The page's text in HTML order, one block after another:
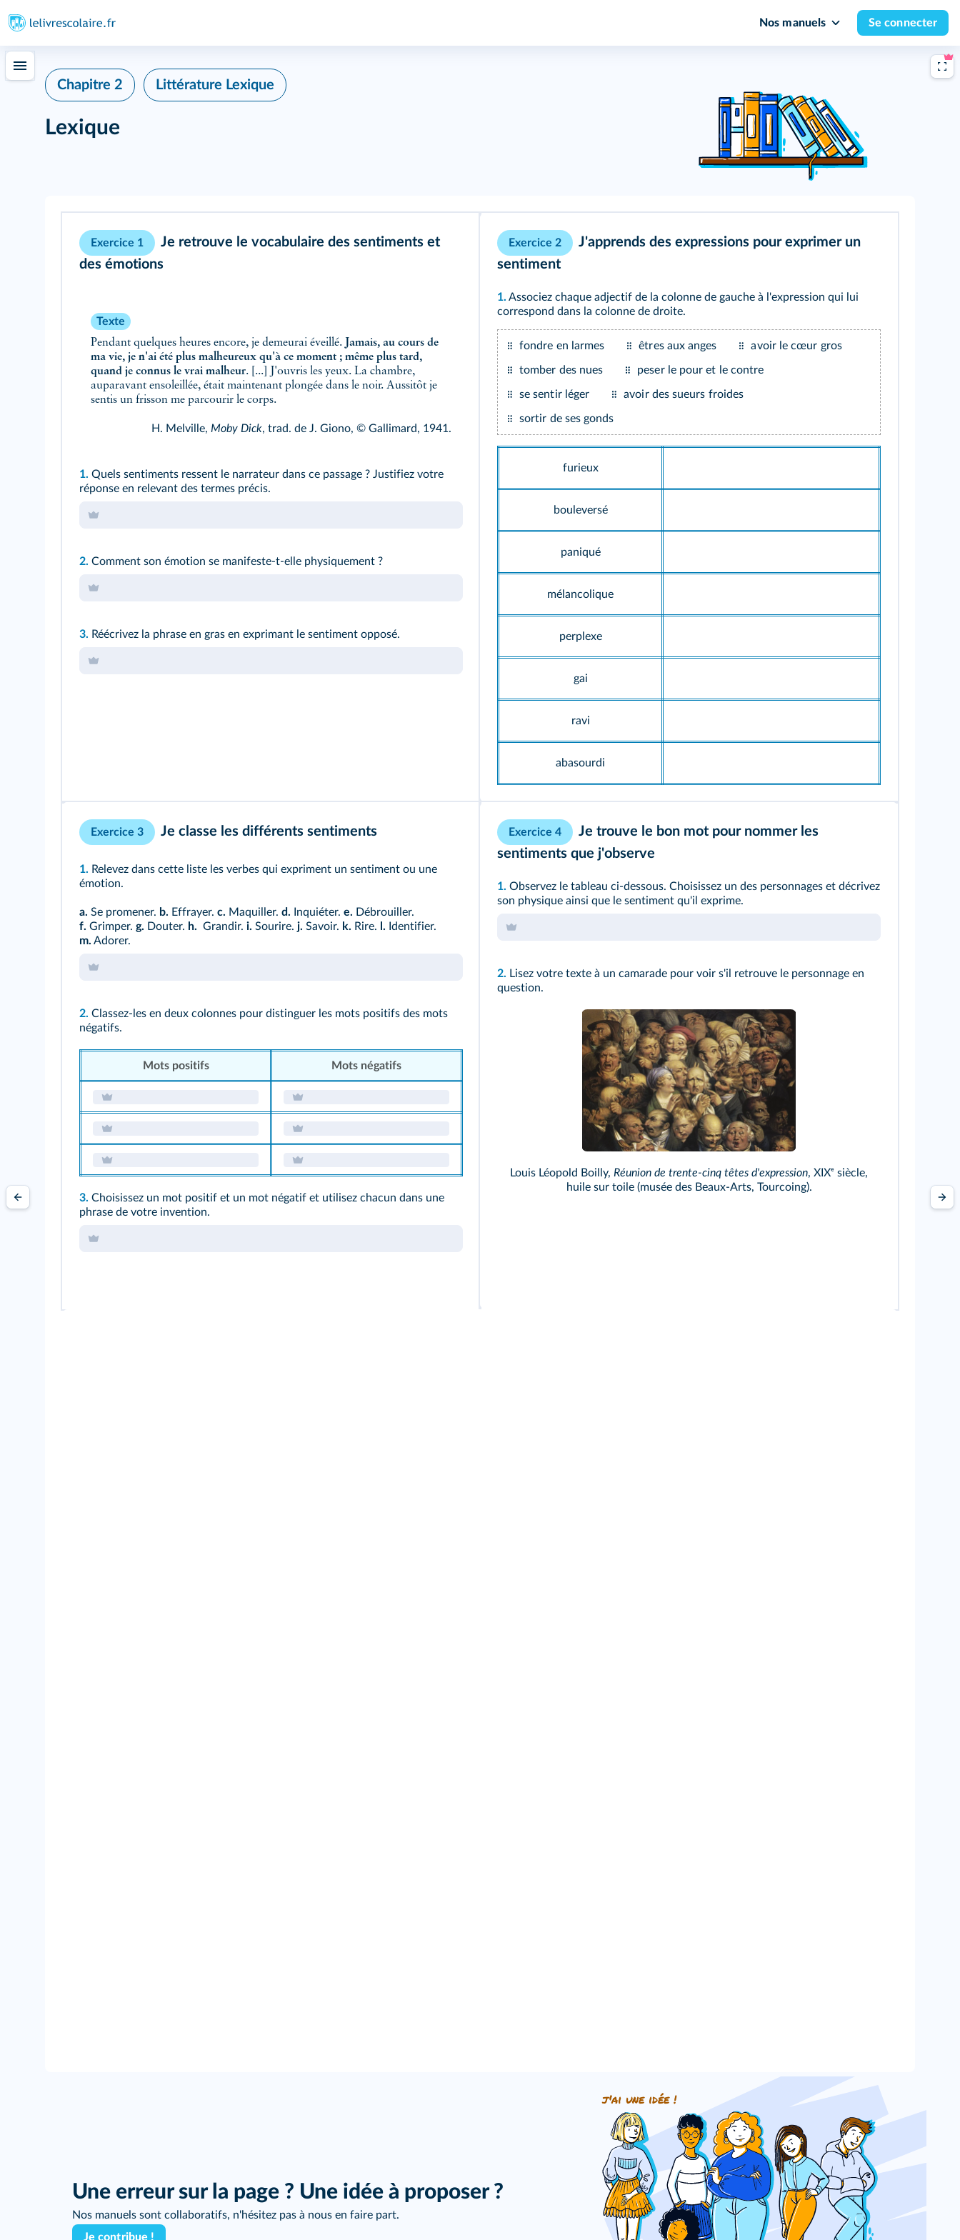
Nos manuels Se connecter
Chapitre 2 Littérature Lexique
Lexique
Exercice 1
Je retrouve le vocabulaire des sentiments et
des émotions
Texte
Pendant quelques heures encore, je demeurai éveillé.
Jamais, au cours de
ma vie, je n'ai été plus malheureux qu'à ce moment ; même plus tard,
quand je connus le vrai malheur. [...] J'ouvris les yeux. La chambre,
auparavant ensoleillée, était maintenant plongée dans le noir. Aussitôt je
sentis un frisson me parcourir le corps.
H. Melville, Moby Dick, trad. de J. Giono, © Gallimard, 1941.
1. Quels sentiments ressent le narrateur dans ce passage ? Justifiez votre
réponse en relevant des termes précis.
2. Comment son émotion se manifeste-t-elle physiquement ?
3. Réécrivez la phrase en gras en exprimant le sentiment opposé.
Exercice 2
J'apprends des expressions pour exprimer un
sentiment
1. Associez chaque adjectif de la colonne de gauche à l'expression qui lui
correspond dans la colonne de droite.
fondre en larmes êtres aux anges avoir le cœur gros
tomber des nues peser le pour et le contre
se sentir léger avoir des sueurs froides
sortir de ses gonds
furieux
bouleversé
paniqué
mélancolique
perplexe
gai
ravi
abasourdi
Exercice 3 Je classe les différents sentiments
1. Relevez dans cette liste les verbes qui expriment un sentiment ou une
émotion.
a. Se promener. b. Effrayer. c. Maquiller. d. Inquiéter. e. Débrouiller.
f. Grimper. g. Douter. h. Grandir. i. Sourire. j. Savoir. k. Rire. l. Identifier.
m. Adorer.
2. Classez-les en deux colonnes pour distinguer les mots positifs des mots
négatifs.
Mots positifs Mots négatifs
3. Choisissez un mot positif et un mot négatif et utilisez chacun dans une
phrase de votre invention.
Exercice 4
Je trouve le bon mot pour nommer les
sentiments que j'observe
1. Observez le tableau ci-dessous. Choisissez un des personnages et décrivez
son physique ainsi que le sentiment qu'il exprime.
2. Lisez votre texte à un camarade pour voir s'il retrouve le personnage en
question.
Louis Léopold Boilly, Réunion de trente-cinq têtes d'expression, XIXᵉ siècle,
huile sur toile (musée des Beaux-Arts, Tourcoing).
Une erreur sur la page ? Une idée à proposer ?
Nos manuels sont collaboratifs, n'hésitez pas à nous en faire part.
Je contribue !
j'ai une idée !